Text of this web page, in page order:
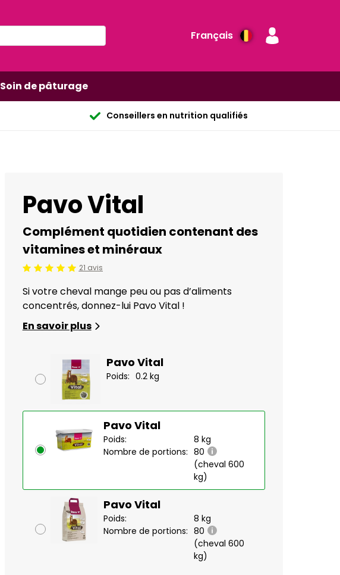
Français
Soin de pâturage
Conseillers en nutrition qualifiés
Pavo Vital
Complément quotidien contenant des
vitamines et minéraux
Jugement:5 /5 21 avis
Si votre cheval mange peu ou pas d’aliments
concentrés, donnez-lui Pavo Vital !
En savoir plus
Pavo Vital
Poids: 0.2 kg
Pavo Vital
Poids:
8 kg
Nombre de portions: 80
(cheval 600
kg)
Pavo Vital
Poids:
8 kg
Nombre de portions: 80
(cheval 600
kg)